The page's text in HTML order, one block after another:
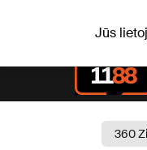
Jūs
360